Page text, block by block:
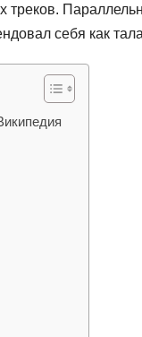
треков.
себя как